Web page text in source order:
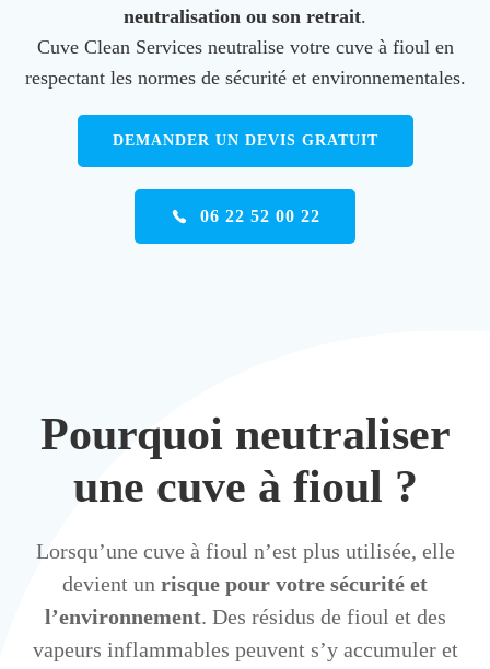
neutralisation ou son retrait.
Cuve Clean Services neutralise votre cuve à fioul en
respectant les normes de sécurité et environnementales.
DEMANDER UN DEVIS GRATUIT
06 22 52 00 22
Pourquoi neutraliser
une cuve à fioul ?
Lorsqu’une cuve à fioul n’est plus utilisée, elle
devient un risque pour votre sécurité et
l’environnement. Des résidus de fioul et des
vapeurs inflammables peuvent s’y accumuler et